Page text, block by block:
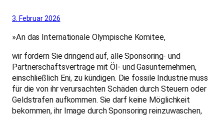
3. Februar 2026
»An das Internationale Olympische Komitee,
wir fordern Sie dringend auf, alle Sponsoring- und
Partnerschaftsverträge mit Öl- und Gasunternehmen,
einschließlich Eni, zu kündigen. Die fossile Industrie muss
für die von ihr verursachten Schäden durch Steuern oder
Geldstrafen aufkommen. Sie darf keine Möglichkeit
bekommen, ihr Image durch Sponsoring reinzuwaschen,